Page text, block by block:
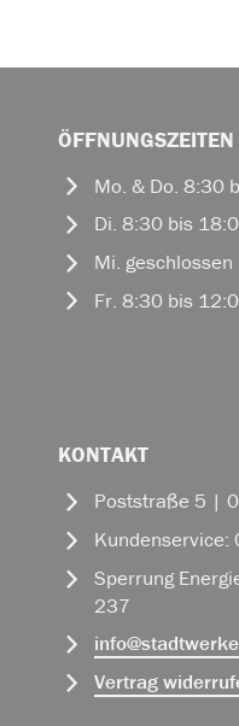
ÖFFNUNGSZEITEN
Mo. & Do. 8:30
Di. 8:30 bis
Mi. geschlossen
Fr. 8:30 bis
KONTAKT
Poststraße 5 |
Sperrung
237
info@
Vertrag